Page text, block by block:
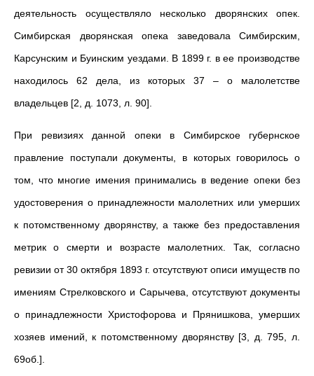
деятельность осуществляло несколько дворянских опек.
Симбирская дворянская опека заведовала Симбирским,
Карсунским и Буинским уездами. В 1899 г. в ее производстве
находилось 62 дела, из которых 37 – о малолетстве
владельцев [2, д. 1073, л. 90].
При ревизиях данной опеки в Симбирское губернское
правление поступали документы, в которых говорилось о
том, что многие имения принимались в ведение опеки без
удостоверения о принадлежности малолетних или умерших
к потомственному дворянству, а также без предоставления
метрик о смерти и возрасте малолетних. Так, согласно
ревизии от 30 октября 1893 г. отсутствуют описи имуществ по
имениям Стрелковского и Сарычева, отсутствуют документы
о принадлежности Христофорова и Прянишкова, умерших
хозяев имений, к потомственному дворянству [3, д. 795, л.
69об.].